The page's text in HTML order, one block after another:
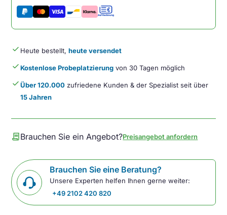
Kabel
Menge
done Heute bestellt,heute versendet
doneKostenlose Probeplatzierung von 30 Tagen möglich
doneÜber 120.000 zufriedene Kunden & der Spezialist seit über
15 Jahren
contractBrauchen Sie ein Angebot?Preisangebot anfordern
Brauchen Sie eine Beratung?
Unsere Experten helfen Ihnen gerne weiter:
+49 2102 420 820